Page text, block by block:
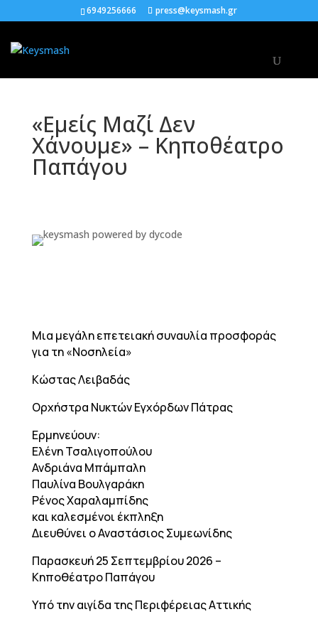
6949256666 press@keysmash.gr
«Εμείς Μαζί Δεν
Χάνουμε» – Κηποθέατρο
Παπάγου
Μια μεγάλη επετειακή συναυλία προσφοράς
για τη «Νοσηλεία»
Kώστας Λειβαδάς
Ορχήστρα Νυκτών Εγχόρδων Πάτρας
Ερμηνεύουν:
Ελένη Τσαλιγοπούλου
Ανδριάνα Μπάμπαλη
Παυλίνα Βουλγαράκη
Ρένος Χαραλαμπίδης
και καλεσμένοι έκπληξη
Διευθύνει ο Αναστάσιος Συμεωνίδης
Παρασκευή 25 Σεπτεμβρίου 2026 –
Κηποθέατρο Παπάγου
Υπό την αιγίδα της Περιφέρειας Αττικής